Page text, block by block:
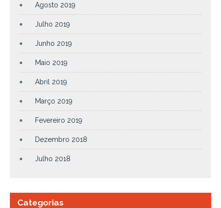
Agosto 2019
Julho 2019
Junho 2019
Maio 2019
Abril 2019
Março 2019
Fevereiro 2019
Dezembro 2018
Julho 2018
Categorias